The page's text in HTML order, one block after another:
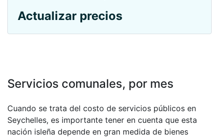
Actualizar precios
Servicios comunales, por mes
Cuando se trata del costo de servicios públicos en
Seychelles, es importante tener en cuenta que esta
nación isleña depende en gran medida de bienes